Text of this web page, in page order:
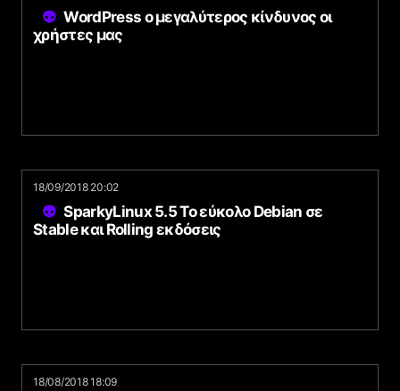
WordPress ο μεγαλύτερος κίνδυνος οι
χρήστες μας
18/09/2018 20:02
SparkyLinux 5.5 Το εύκολο Debian σε
Stable και Rolling εκδόσεις
18/08/2018 18:09